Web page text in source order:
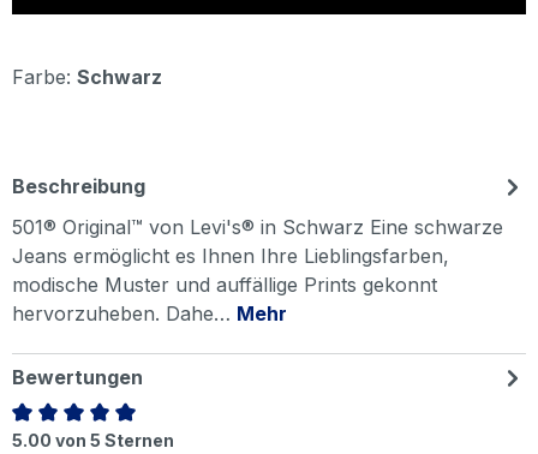
Farbe: Schwarz
Beschreibung
501® Original™ von Levi's® in Schwarz Eine schwarze
Jeans ermöglicht es Ihnen Ihre Lieblingsfarben,
modische Muster und auffällige Prints gekonnt
hervorzuheben. Dahe… Mehr
Bewertungen
Durchschnittliche Bewertung von 5 von 5 Sternen
5.00 von 5 Sternen